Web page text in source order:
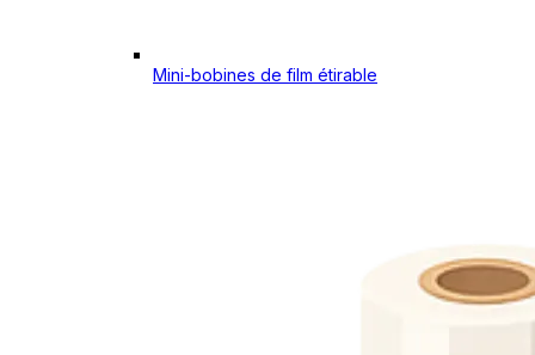
Mini-bobines de film étirable